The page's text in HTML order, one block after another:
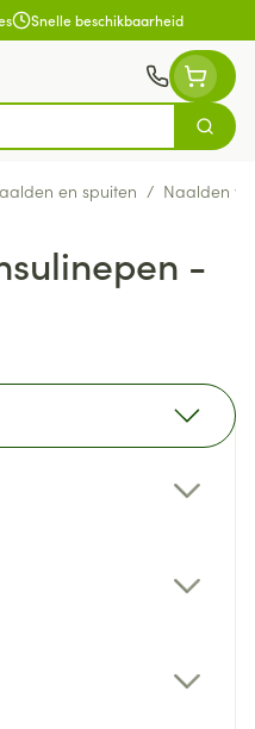
Snelle beschikbaarheid
Zoek
en spuiten / Naalden
-